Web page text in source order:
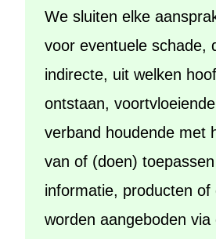
We sluiten elke
voor eventuele schade,
indirecte, uit welken
ontstaan,
verband houdende met
van of (doen)
informatie, producten of
worden aangeboden via